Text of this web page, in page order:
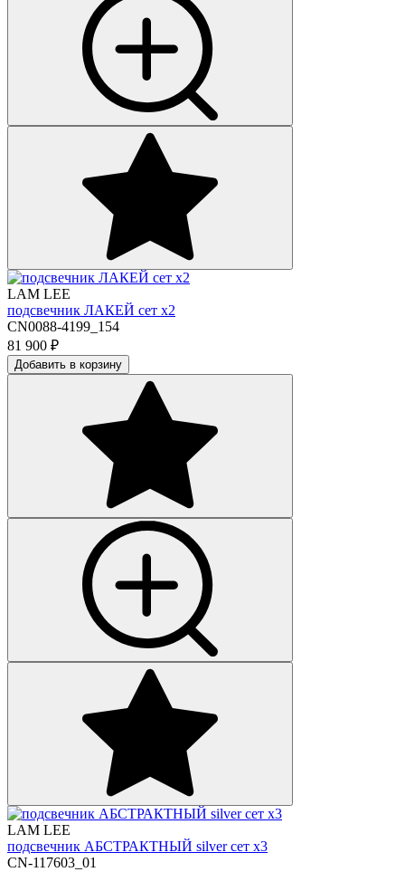
LAM LEE
подсвечник ЛАКЕЙ сет х2
CN0088-4199_154
81 900 ₽
Добавить в корзину
LAM LEE
подсвечник АБСТРАКТНЫЙ silver сет х3
CN-117603_01